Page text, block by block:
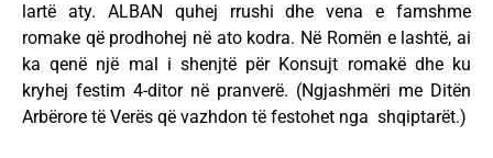
lartë aty. ALBAN quhej rrushi dhe vena e famshme
romake që prodhohej në ato kodra. Në Romën e lashtë, ai
ka qenë një mal i shenjtë për Konsujt romakë dhe ku
kryhej festim 4-ditor në pranverë. (Ngjashmëri me Ditën
Arbërore të Verës që vazhdon të festohet nga shqiptarët.)